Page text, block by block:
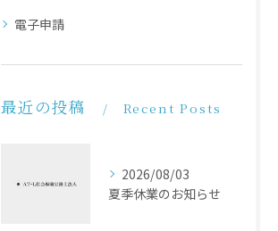
電子申請
最近の投稿 Recent Posts
2026/08/03
夏季休業のお知らせ